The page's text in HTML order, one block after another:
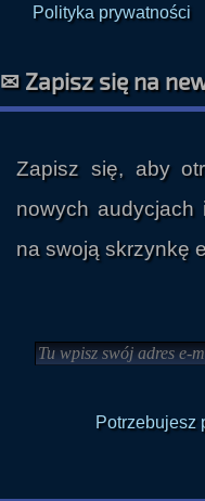
Polityka prywatności
✉ Zapisz się na
Zapisz się, aby
nowych audycjach
na swoją skrzynkę
Potrzebujesz